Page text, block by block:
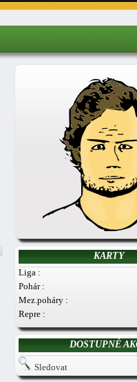
KARTY
Liga :
Pohár :
Mez.poháry :
Repre :
DOSTUPNÉ
Sledovat